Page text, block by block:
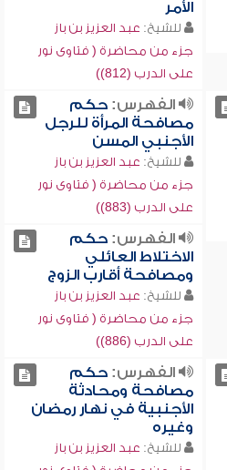
الأمر
للشيخ: عبد العزيز بن باز
جزء من محاضرة ( فتاوى نور
على الدرب (812))
الفهرس:حكم
مصافحة المرأة للرجل
الأجنبي المسن
للشيخ: عبد العزيز بن باز
جزء من محاضرة ( فتاوى نور
على الدرب (883))
الفهرس:حكم
الاختلاط العائلي
ومصافحة أقارب الزوج
للشيخ: عبد العزيز بن باز
جزء من محاضرة ( فتاوى نور
على الدرب (886))
الفهرس:حكم
مصافحة ومحادثة
الأجنبية في نهار رمضان
وغيره
للشيخ: عبد العزيز بن باز